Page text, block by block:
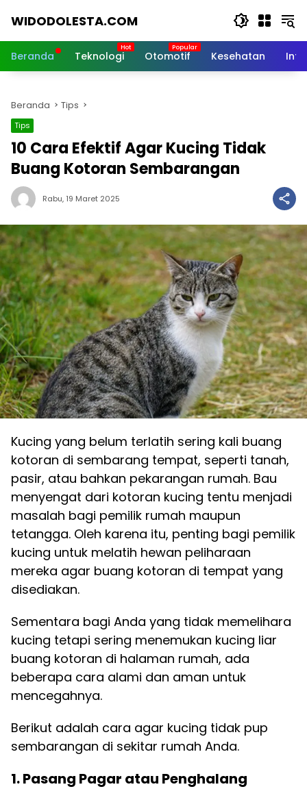
WIDODOLESTA.COM
dan
Terkini
Beranda Teknologi Otomotif Kesehatan
Beranda Tips
Tips
10 Cara Efektif Agar Kucing Tidak
Buang Kotoran Sembarangan
Rabu, 19 Maret 2025
Kucing yang belum terlatih sering kali buang
kotoran di sembarang tempat, seperti tanah,
pasir, atau bahkan pekarangan rumah. Bau
menyengat dari kotoran kucing tentu menjadi
masalah bagi pemilik rumah maupun
tetangga. Oleh karena itu, penting bagi pemilik
kucing untuk melatih hewan peliharaan
mereka agar buang kotoran di tempat yang
disediakan.
Sementara bagi Anda yang tidak memelihara
kucing tetapi sering menemukan kucing liar
buang kotoran di halaman rumah, ada
beberapa cara alami dan aman untuk
mencegahnya.
Berikut adalah cara agar kucing tidak pup
sembarangan di sekitar rumah Anda.
1. Pasang Pagar atau Penghalang